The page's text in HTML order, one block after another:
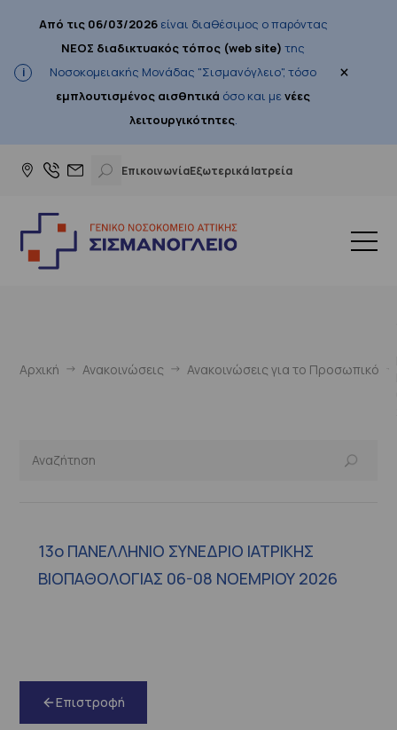
Από τις 06/03/2026είναι διαθέσιμος ο παρόντας
ΝΕΟΣ διαδικτυακός τόπος (web site) της
Νοσοκομειακής Μονάδας "Σισμανόγλειο", τόσο
εμπλουτισμένος αισθητικά όσο και μενέες
λειτουργικότητες.
×
ΕπικοινωνίαΕξωτερικά Ιατρεία
Αρχική Ανακοινώσεις Ανακοινώσεις για το Προσωπικό
13ο ΠΑΝΕΛΛΗΝΙΟ ΣΥΝΕΔΡΙΟ ΙΑΤΡΙΚΗΣ
ΒΙΟΠΑΘΟΛΟΓΙΑΣ 06-08 ΝΟΕΜΡΙΟΥ 2026
Επιστροφή